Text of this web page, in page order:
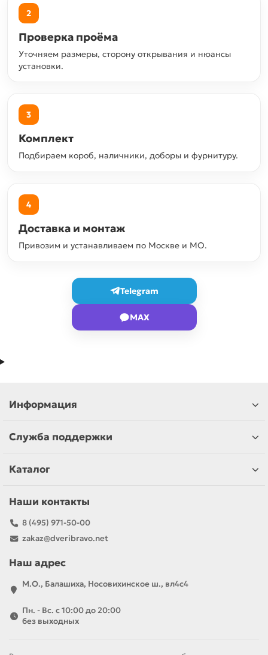
2
Проверка проёма
Уточняем размеры, сторону открывания и нюансы
установки.
3
Комплект
Подбираем короб, наличники, доборы и фурнитуру.
4
Доставка и монтаж
Привозим и устанавливаем по Москве и МО.
Telegram
MAX
Информация
Служба поддержки
Каталог
Наши контакты
8 (495) 971-50-00
zakaz@dveribravo.net
Наш адрес
М.О., Балашиха, Носовихинское ш., вл4с4
Пн. - Вс. с 10:00 до 20:00
без выходных